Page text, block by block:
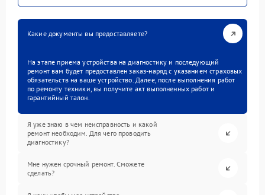
Какие документы вы предоставляете?
На этапе приема устройства на диагностику и последующий
ремонт вам будет предоставлен заказ-наряд с указанием страховых
обязательств на ваше устройство. Далее, после выполнения работ
по ремонту техники, вы получите акт выполненных работ и
гарантийный талон.
Я уже знаю в чем неисправность и какой
ремонт необходим. Для чего проводить
диагностику?
Мне нужен срочный ремонт. Сможете
сделать?